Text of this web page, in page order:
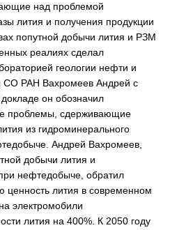
над проблемой
лития и получения продукции
попутной добычи лития и РЗМ
реалиях сделал
геологии нефти и
СО РАН Вахромеев Андрей с
он обозначил
проблемы, сдерживающие
из гидроминерального
Андрей Вахромеев,
добычи лития и
нефтедобыче, обратил
ценность лития в современном
электромобили
лития на 400%. К 2050 году